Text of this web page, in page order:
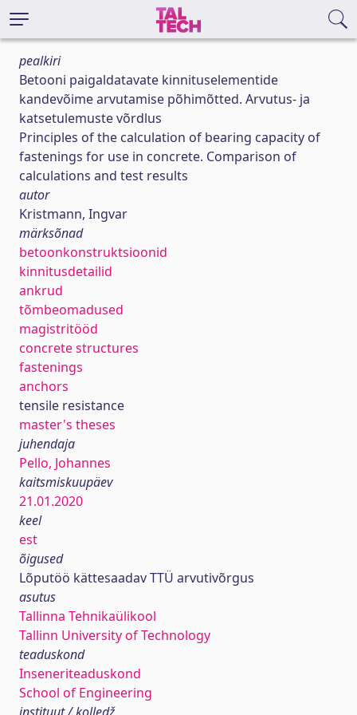
pealkiri
Betooni paigaldatavate kinnituselementide
kandevõime arvutamise põhimõtted. Arvutus- ja
katsetulemuste võrdlus
Principles of the calculation of bearing capacity of
fastenings for use in concrete. Comparison of
calculations and test results
autor
Kristmann, Ingvar
märksõnad
betoonkonstruktsioonid
kinnitusdetailid
ankrud
tõmbeomadused
magistritööd
concrete structures
fastenings
anchors
tensile resistance
master's theses
juhendaja
Pello, Johannes
kaitsmiskuupäev
21.01.2020
keel
est
õigused
Lõputöö kättesaadav TTÜ arvutivõrgus
asutus
Tallinna Tehnikaülikool
Tallinn University of Technology
teaduskond
Inseneriteaduskond
School of Engineering